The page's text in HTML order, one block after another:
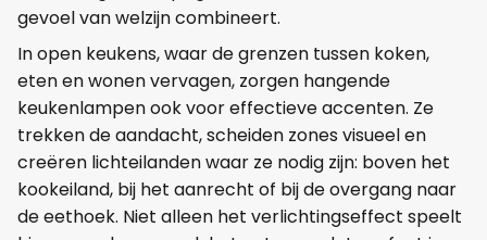
gevoel van welzijn combineert.
In open keukens, waar de grenzen tussen koken,
eten en wonen vervagen, zorgen hangende
keukenlampen ook voor effectieve accenten. Ze
trekken de aandacht, scheiden zones visueel en
creëren lichteilanden waar ze nodig zijn: boven het
kookeiland, bij het aanrecht of bij de overgang naar
de eethoek. Niet alleen het verlichtingseffect speelt